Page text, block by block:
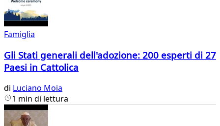
Famiglia
Gli Stati generali dell'adozione: 200 esperti di 27
Paesi in Cattolica
di Luciano Moia
1 min di lettura